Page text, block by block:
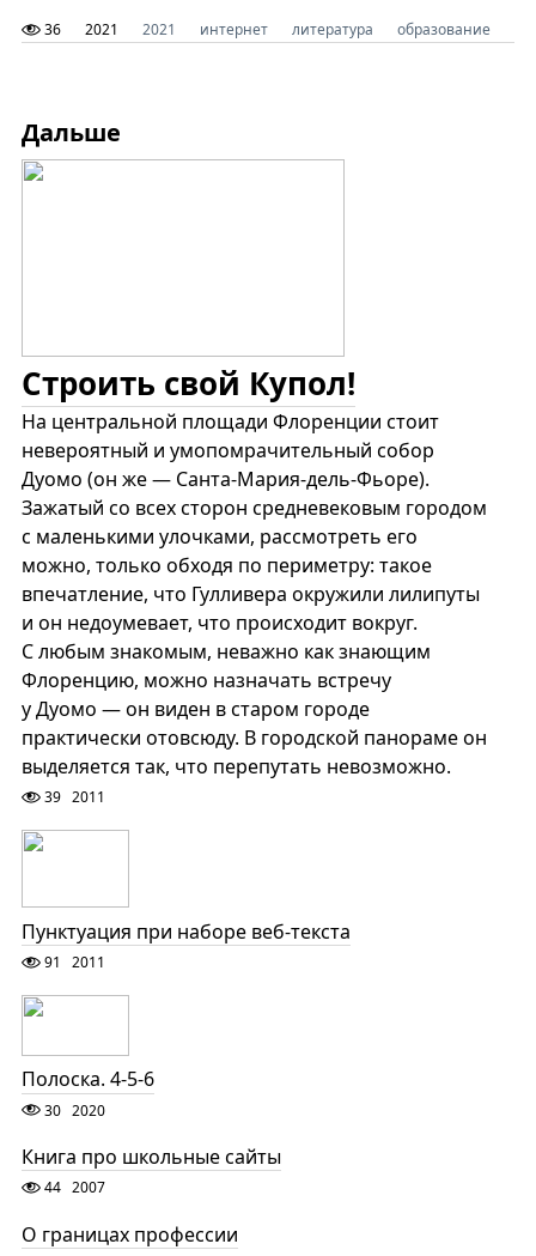
36 2021 2021 интернет литература образование
Дальше
Строить свой Купол!
На центральной площади Флоренции стоит
невероятный и умопомрачительный собор
Дуомо (он же — Санта-Мария-дель-Фьоре).
Зажатый со всех сторон средневековым городом
с маленькими улочками, рассмотреть его
можно, только обходя по периметру: такое
впечатление, что Гулливера окружили лилипуты
и он недоумевает, что происходит вокруг.
С любым знакомым, неважно как знающим
Флоренцию, можно назначать встречу
у Дуомо — он виден в старом городе
практически отовсюду. В городской панораме он
выделяется так, что перепутать невозможно.
39 2011
Пунктуация при наборе веб-текста
91 2011
Полоска. 4-5-6
30 2020
Книга про школьные сайты
44 2007
О границах профессии